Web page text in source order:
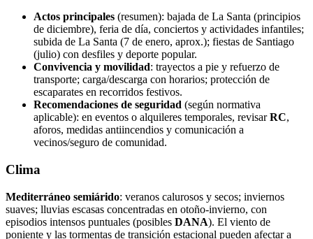
Actos principales (resumen): bajada de La Santa (principios
de diciembre), feria de día, conciertos y actividades infantiles;
subida de La Santa (7 de enero, aprox.); fiestas de Santiago
(julio) con desfiles y deporte popular.
Convivencia y movilidad: trayectos a pie y refuerzo de
transporte; carga/descarga con horarios; protección de
escaparates en recorridos festivos.
Recomendaciones de seguridad (según normativa
aplicable): en eventos o alquileres temporales, revisarRC,
aforos, medidas antiincendios y comunicación a
vecinos/seguro de comunidad.
Clima
Mediterráneo semiárido: veranos calurosos y secos; inviernos
suaves; lluvias escasas concentradas en otoño‑invierno, con
episodios intensos puntuales (posibles DANA). El viento de
poniente y las tormentas de transición estacional pueden afectar a